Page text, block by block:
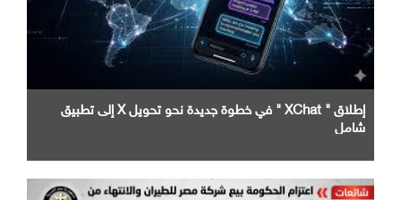
إطلاق " XChat " في خطوة جديدة نحو تحويل X إلى تطبيق
شامل